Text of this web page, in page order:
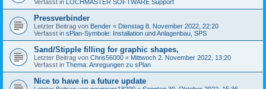
Verfasst in LOCHMASTER SOFTWARE Support
Pressverbinder
Letzter Beitrag von Bender « Dienstag 8. November 2022, 22:20
Verfasst in sPlan-Symbole: Installation und Anlagenbau, SPS
Sand/Stipple filling for graphic shapes,
Letzter Beitrag von Chris56000 « Mittwoch 2. November 2022, 13:20
Verfasst in Thema: Anregungen zu sPlan
Nice to have in a future update